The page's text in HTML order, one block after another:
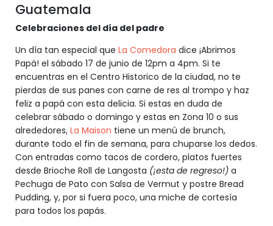
Guatemala
Celebraciones del día del padre
Un día tan especial que La Comedora dice ¡Abrimos
Papá! el sábado 17 de junio de 12pm a 4pm. Si te
encuentras en el Centro Historico de la ciudad, no te
pierdas de sus panes con carne de res al trompo y haz
feliz a papá con esta delicia. Si estas en duda de
celebrar sábado o domingo y estas en Zona 10 o sus
alrededores, La Maison tiene un menú de brunch,
durante todo el fin de semana, para chuparse los dedos.
Con entradas como tacos de cordero, platos fuertes
desde Brioche Roll de Langosta (¡esta de regreso!) a
Pechuga de Pato con Salsa de Vermut y postre Bread
Pudding, y, por si fuera poco, una miche de cortesía
para todos los papás.